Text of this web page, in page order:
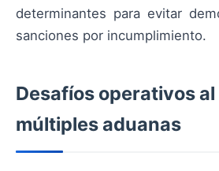
determinantes para evitar
sanciones por incumplimiento.
Desafíos operativos
múltiples aduanas